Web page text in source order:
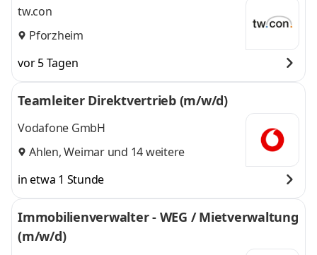
tw.con
Pforzheim
vor 5 Tagen
Teamleiter Direktvertrieb (m/w/d)
Vodafone GmbH
Ahlen,Weimarund 14 weitere
in etwa 1 Stunde
Immobilienverwalter - WEG / Mietverwaltung
(m/w/d)